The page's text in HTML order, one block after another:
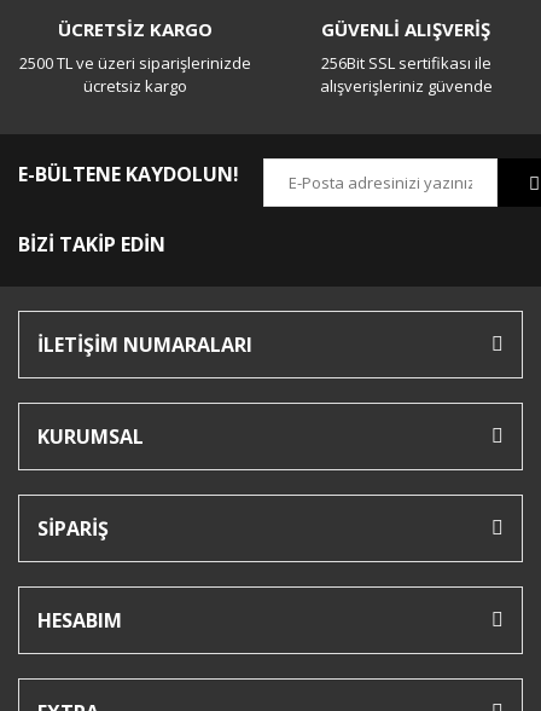
ÜCRETSİZ KARGO
2500 TL ve üzeri siparişlerinizde
ücretsiz kargo
GÜVENLİ ALIŞVERİŞ
256Bit SSL sertifikası ile
alışverişleriniz güvende
E-BÜLTENE KAYDOLUN!
BİZİ TAKİP EDİN
İLETİŞİM NUMARALARI
KURUMSAL
SİPARİŞ
HESABIM